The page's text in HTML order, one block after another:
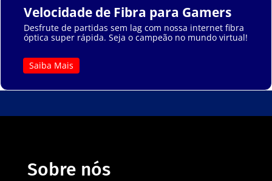
Velocidade de Fibra para Gamers
Desfrute de partidas sem lag com nossa internet fibra
óptica super rápida. Seja o campeão no mundo virtual!
Saiba Mais
Sobre nós